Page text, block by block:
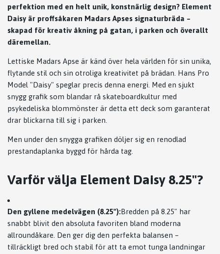
perfektion med en helt unik, konstnärlig design? Element
Daisy är proffsåkaren Madars Apses signaturbräda –
skapad för kreativ åkning på gatan, i parken och överallt
däremellan.
Lettiske Madars Apse är känd över hela världen för sin unika,
flytande stil och sin otroliga kreativitet på brädan. Hans Pro
Model "Daisy" speglar precis denna energi. Med en sjukt
snygg grafik som blandar rå skateboardkultur med
psykedeliska blommönster är detta ett deck som garanterat
drar blickarna till sig i parken.
Men under den snygga grafiken döljer sig en renodlad
prestandaplanka byggd för hårda tag.
Varför välja Element Daisy 8.25"?
Den gyllene medelvägen (8.25"):Bredden på 8.25" har
snabbt blivit den absoluta favoriten bland moderna
allroundåkare. Den ger dig den perfekta balansen –
tillräckligt bred och stabil för att ta emot tunga landningar